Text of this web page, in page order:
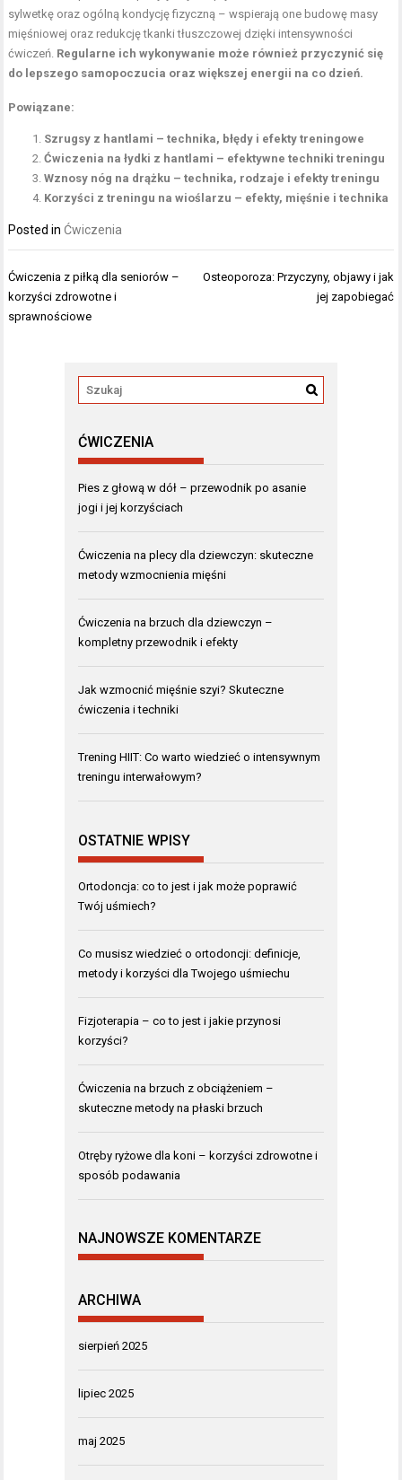
sylwetkę oraz ogólną kondycję fizyczną – wspierają one budowę masy
mięśniowej oraz redukcję tkanki tłuszczowej dzięki intensywności
ćwiczeń. Regularne ich wykonywanie może również przyczynić się
do lepszego samopoczucia oraz większej energii na co dzień.
Powiązane:
Szrugsy z hantlami – technika, błędy i efekty treningowe
Ćwiczenia na łydki z hantlami – efektywne techniki treningu
Wznosy nóg na drążku – technika, rodzaje i efekty treningu
Korzyści z treningu na wioślarzu – efekty, mięśnie i technika
Posted in Ćwiczenia
Nawigacja
wpisu
Ćwiczenia z piłką dla seniorów –
korzyści zdrowotne i
sprawnościowe
Osteoporoza: Przyczyny, objawy i jak
jej zapobiegać
ĆWICZENIA
Pies z głową w dół – przewodnik po asanie
jogi i jej korzyściach
Ćwiczenia na plecy dla dziewczyn: skuteczne
metody wzmocnienia mięśni
Ćwiczenia na brzuch dla dziewczyn –
kompletny przewodnik i efekty
Jak wzmocnić mięśnie szyi? Skuteczne
ćwiczenia i techniki
Trening HIIT: Co warto wiedzieć o intensywnym
treningu interwałowym?
OSTATNIE WPISY
Ortodoncja: co to jest i jak może poprawić
Twój uśmiech?
Co musisz wiedzieć o ortodoncji: definicje,
metody i korzyści dla Twojego uśmiechu
Fizjoterapia – co to jest i jakie przynosi
korzyści?
Ćwiczenia na brzuch z obciążeniem –
skuteczne metody na płaski brzuch
Otręby ryżowe dla koni – korzyści zdrowotne i
sposób podawania
NAJNOWSZE KOMENTARZE
ARCHIWA
sierpień 2025
lipiec 2025
maj 2025